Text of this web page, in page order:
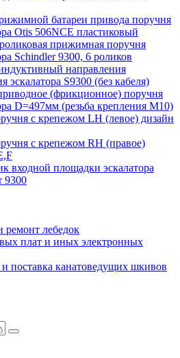
батареи привода поручня
Otis 506NCE пластиковый
прижимная поручня
Schindler 9300, 6 роликов
направления
эскалатора S9300 (без кабеля)
(фрикционное) поручня
D=497мм (резьба крепления M10)
с крепежом LH (левое) дизайн
с крепежом RH (правое)
входной площадки эскалатора
9300
ремонт лебедок
плат и иных электронных
поставка канатоведущих шкивов